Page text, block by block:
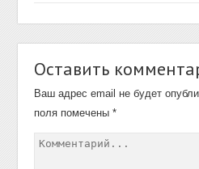
Оставить
Ваш адрес email не будет
поля помечены*